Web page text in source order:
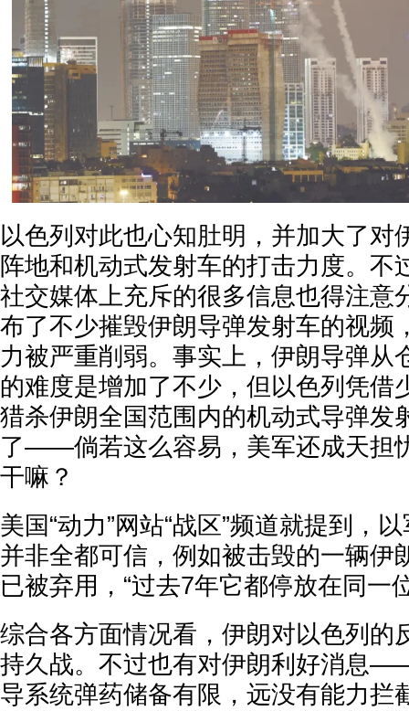
以色列对此也心知肚明，并加大了对
阵地和机动式发射车的打击力度。不
社交媒体上充斥的很多信息也得注意
布了不少摧毁伊朗导弹发射车的视频
力被严重削弱。事实上，伊朗导弹从
的难度是增加了不少，但以色列凭借
猎杀伊朗全国范围内的机动式导弹发
了——倘若这么容易，美军还成天担
干嘛？
美国“动力”网站“战区”频道就提到，
并非全都可信，例如被击毁的一辆伊
已被弃用，“过去7年它都停放在同一
综合各方面情况看，伊朗对以色列的
持久战。不过也有对伊朗利好消息
导系统弹药储备有限，远没有能力拦